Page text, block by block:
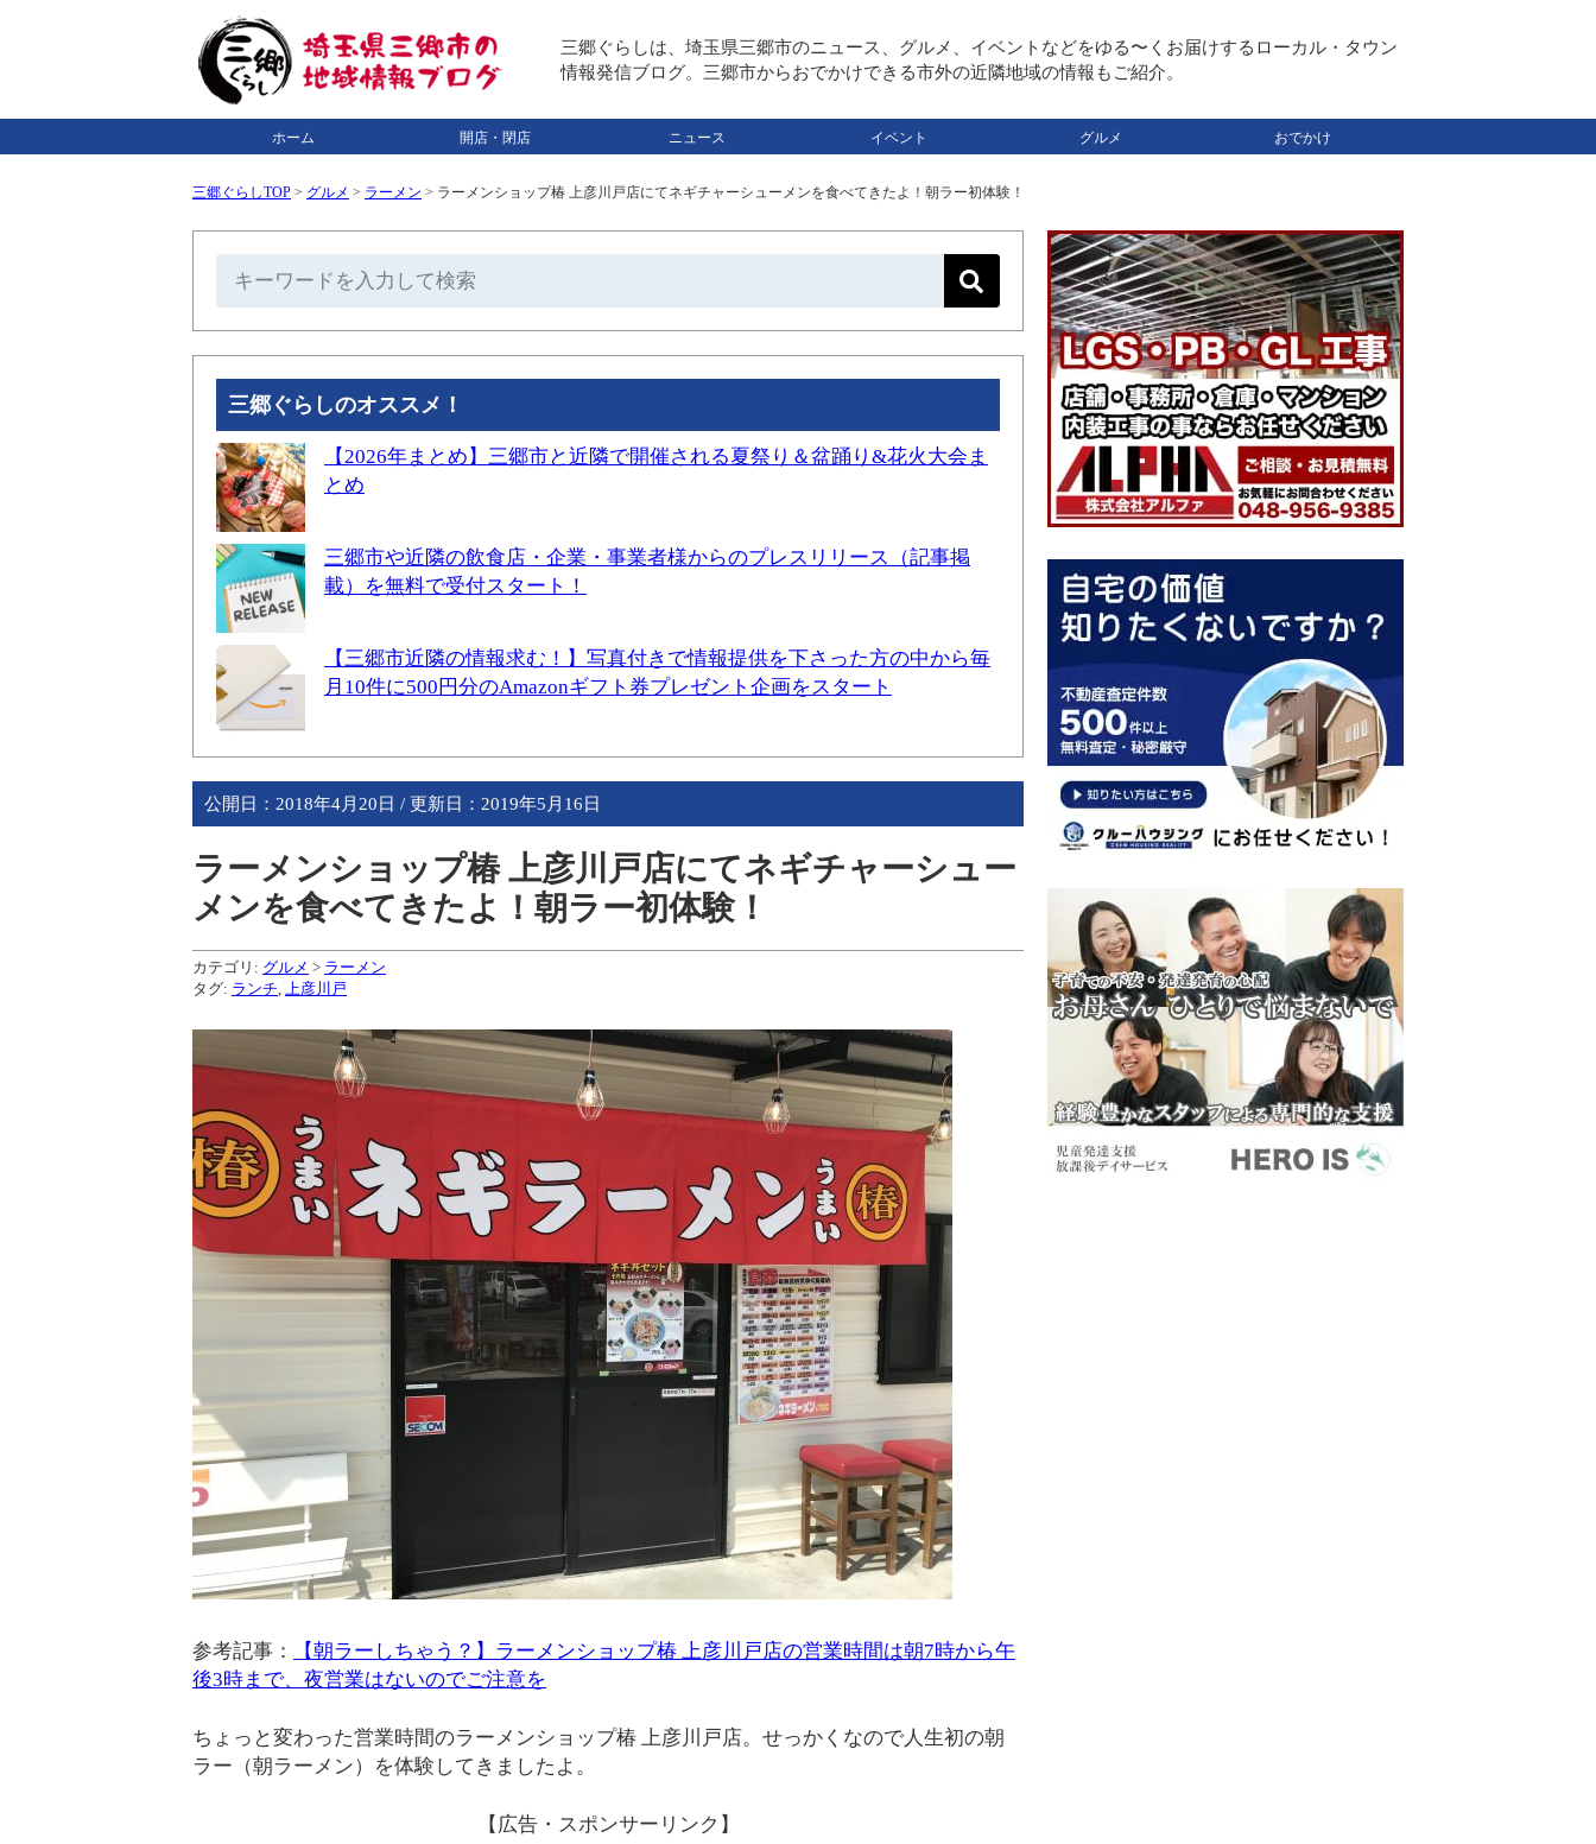
三郷ぐらしは、埼玉県三郷市のニュース、グルメ、イベントなどをゆる〜くお届けするローカル・タウン
情報発信ブログ。三郷市からおでかけできる市外の近隣地域の情報もご紹介。
ホーム 開店・閉店 ニュース イベント グルメ おでかけ
三郷ぐらしTOP > グルメ > ラーメン > ラーメンショップ椿 上彦川戸店にてネギチャーシューメンを食べてきたよ！朝ラー初体験！
三郷ぐらしのオススメ！
【2026年まとめ】三郷市と近隣で開催される夏祭り＆盆踊り&花火大会ま
とめ
三郷市や近隣の飲食店・企業・事業者様からのプレスリリース（記事掲
載）を無料で受付スタート！
【三郷市近隣の情報求む！】写真付きで情報提供を下さった方の中から毎
月10件に500円分のAmazonギフト券プレゼント企画をスタート
公開日： 2018年4月20日 / 更新日： 2019年5月16日
ラーメンショップ椿 上彦川戸店にてネギチャーシュー
メンを食べてきたよ！朝ラー初体験！
カテゴリ: グルメ > ラーメン
タグ: ランチ 上彦川戸
参考記事：
【朝ラーしちゃう？】ラーメンショップ椿 上彦川戸店の営業時間は朝7時から午
後3時まで、夜営業はないのでご注意を
ちょっと変わった営業時間のラーメンショップ椿 上彦川戸店。せっかくなので人生初の朝
ラー（朝ラーメン）を体験してきましたよ。
【広告・スポンサーリンク】